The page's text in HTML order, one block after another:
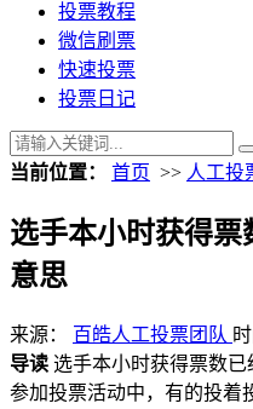
投票教程
微信刷票
快速投票
投票日记
当前位置： 首页 >> 人工投
选手本小时获得
意思
来源： 百皓人工投票团队
导读 选手本小时获得票数
参加投票活动中，有的投着